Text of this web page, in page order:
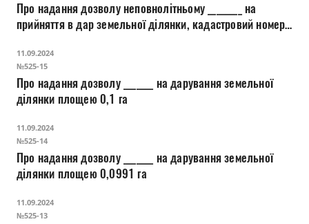
Про надання дозволу неповнолітньому ________ на
прийняття в дар земельної ділянки, кадастровий номер
11.09.2024
№525-15
Про надання дозволу _______ на дарування земельної
ділянки площею 0,1 га
11.09.2024
№525-14
Про надання дозволу _______ на дарування земельної
ділянки площею 0,0991 га
11.09.2024
№525-13